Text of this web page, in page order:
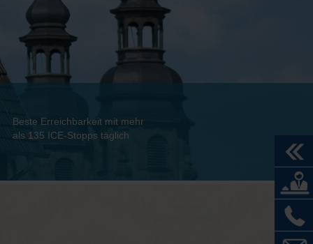
Beste Erreichbarkeit mit mehr
als 135 ICE-Stopps täglich